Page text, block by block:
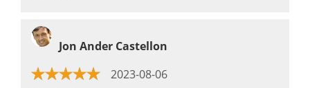
Jon Ander Castellon
2023-08-06